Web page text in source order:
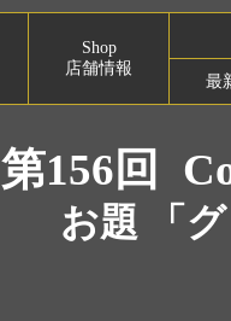
Shop
店舗情報
最
第156回
お題 「